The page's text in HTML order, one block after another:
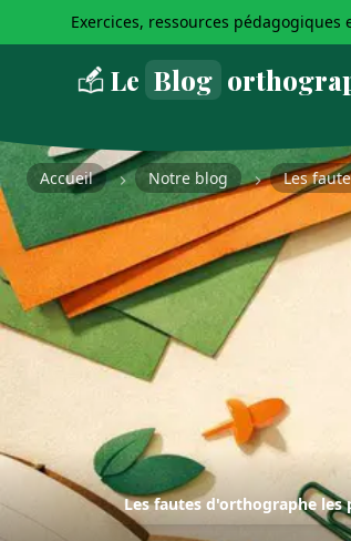
Exercices, ressources
Le Blog
Accueil Notre blog Les
Les fautes d'orthographe les